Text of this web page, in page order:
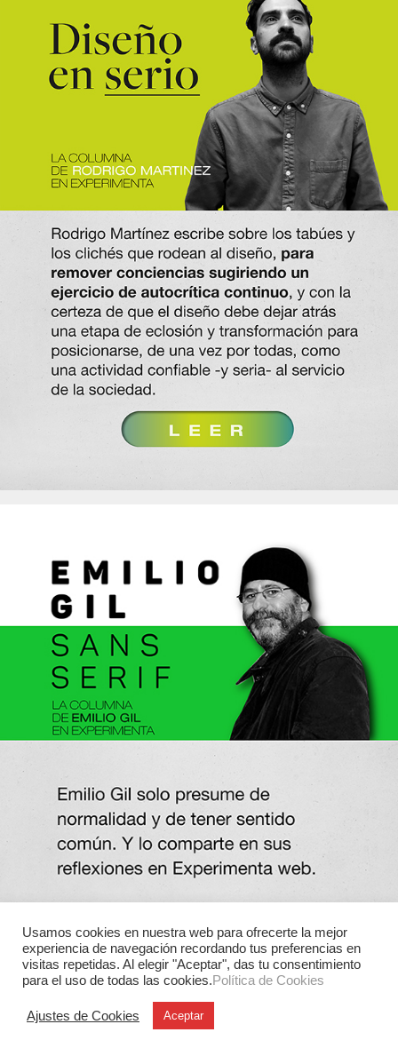
Usamos cookies en nuestra web para ofrecerte la mejor
experiencia de navegación recordando tus preferencias en
visitas repetidas. Al elegir "Aceptar", das tu consentimiento
para el uso de todas las cookies.Política de Cookies
Ajustes de Cookies Aceptar